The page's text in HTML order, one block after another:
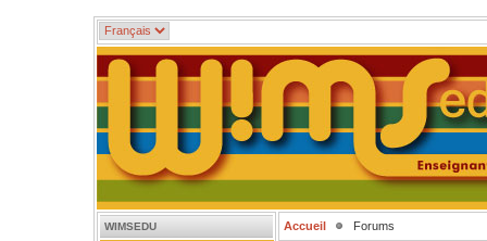
WIMSEDU Accueil Forums